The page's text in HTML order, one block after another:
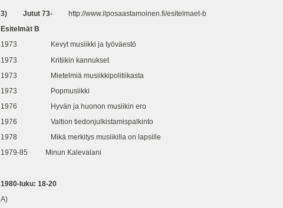
3) Jutut 73-
http://www.ilposaastamoinen.fi/esitelmaet-b
Esitelmät B
1973 Kevyt musiikki ja työväestö
1973 Kritiikin kannukset
1973 Mietelmiä musiikkipolitiikasta
1973 Popmusiikki
1976 Hyvän ja huonon musiikin ero
1976 Valtion tiedonjulkistamispalkinto
1978 Mikä merkitys musiikilla on lapsille
1979-85 Minun Kalevalani
1980-luku: 18-20
A)